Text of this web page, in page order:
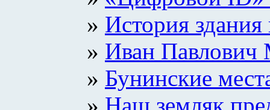
История
Иван Павлович
Бунинские